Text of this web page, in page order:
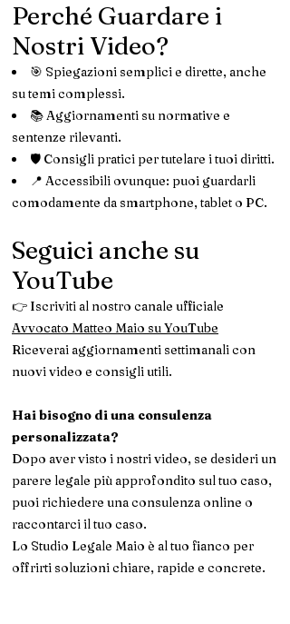
Perché Guardare i
Nostri Video?
🎯 Spiegazioni semplici e dirette, anche
su temi complessi.
📚 Aggiornamenti su normative e
sentenze rilevanti.
🛡️ Consigli pratici per tutelare i tuoi diritti.
📍 Accessibili ovunque: puoi guardarli
comodamente da smartphone, tablet o PC.
Seguici anche su
YouTube
👉 Iscriviti al nostro canale ufficiale
Avvocato Matteo Maio su YouTube
Riceverai aggiornamenti settimanali con
nuovi video e consigli utili.
Hai bisogno di una consulenza
personalizzata?
Dopo aver visto i nostri video, se desideri un
parere legale più approfondito sul tuo caso,
puoi richiedere una consulenza online o
raccontarci il tuo caso.
Lo Studio Legale Maio è al tuo fianco per
offrirti soluzioni chiare, rapide e concrete.